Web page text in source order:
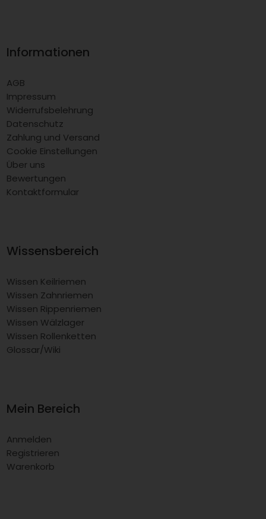
Informationen
AGB
Impressum
Widerrufsbelehrung
Datenschutz
Zahlung und Versand
Cookie Einstellungen
Über uns
Bewertungen
Kontaktformular
Wissensbereich
Wissen Keilriemen
Wissen Zahnriemen
Wissen Rippenriemen
Wissen Wälzlager
Wissen Rollenketten
Glossar/Wiki
Mein Bereich
Anmelden
Registrieren
Warenkorb